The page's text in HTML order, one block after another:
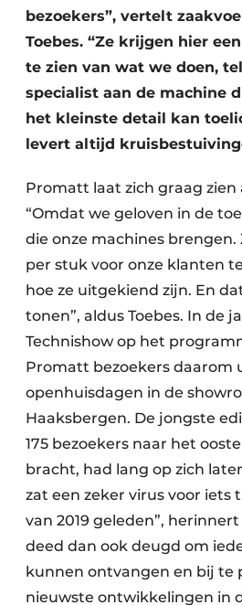
bezoekers”, vertelt
Toebes. “Ze krijgen hier
te zien van wat we doen,
specialist aan de machine
het kleinste detail kan
levert altijd
Promatt laat zich graag zien
“Omdat we geloven in de
die onze machines brengen.
per stuk voor onze klanten
hoe ze uitgekiend zijn. En
tonen”, aldus Toebes. In de
Technishow op het
Promatt bezoekers daarom
openhuisdagen in de
Haaksbergen. De jongste
175 bezoekers naar het
bracht, had lang op zich
zat een zeker virus voor iets
van 2019 geleden”, herinnert
deed dan ook deugd om
kunnen ontvangen en bij te
nieuwste ontwikkelingen in